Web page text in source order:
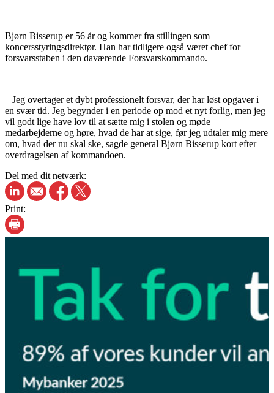
Bjørn Bisserup er 56 år og kommer fra stillingen som
koncersstyringsdirektør. Han har tidligere også været chef for
forsvarsstaben i den daværende Forsvarskommando.
– Jeg overtager et dybt professionelt forsvar, der har løst opgaver i
en svær tid. Jeg begynder i en periode op mod et nyt forlig, men jeg
vil godt lige have lov til at sætte mig i stolen og møde
medarbejderne og høre, hvad de har at sige, før jeg udtaler mig mere
om, hvad der nu skal ske, sagde general Bjørn Bisserup kort efter
overdragelsen af kommandoen.
Del med dit netværk:
Print: